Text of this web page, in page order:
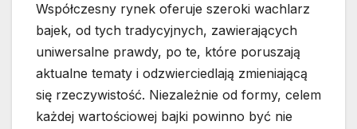
Współczesny rynek oferuje szeroki wachlarz
bajek, od tych tradycyjnych, zawierających
uniwersalne prawdy, po te, które poruszają
aktualne tematy i odzwierciedlają zmieniającą
się rzeczywistość. Niezależnie od formy, celem
każdej wartościowej bajki powinno być nie